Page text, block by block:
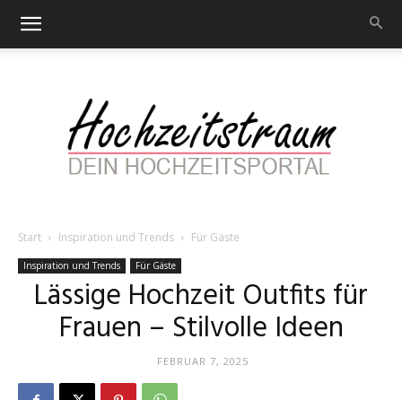
–
Start Inspiration und Trends Für Gäste
Inspiration und Trends Für Gäste
Lässige Hochzeit Outfits für
Frauen – Stilvolle Ideen
FEBRUAR 7, 2025